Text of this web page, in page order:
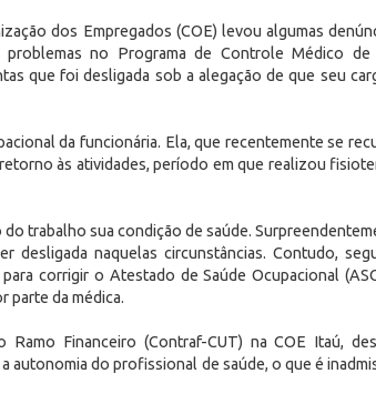
dos Empregados (COE) levou algumas
no Programa de Controle Médico de
que foi desligada sob a alegação de que seu
da funcionária. Ela, que recentemente se
às atividades, período em que realizou
trabalho sua condição de saúde.
naquelas circunstâncias. Contudo,
corrigir o Atestado de Saúde Ocupacional
parte da médica.
Financeiro (Contraf-CUT) na COE Itaú,
autonomia do profissional de saúde, o que é